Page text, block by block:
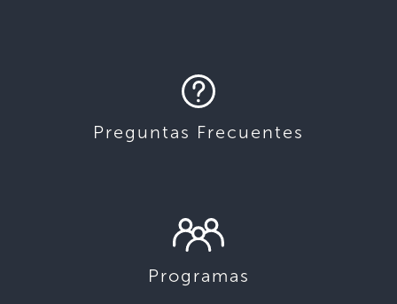
Preguntas Frecuentes
Programas